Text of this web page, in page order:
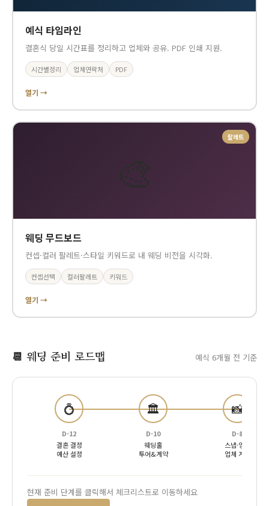
예식 타임라인
결혼식 당일 시간표를 정리하고 업체와 공유. PDF 인쇄 지원.
시간별정리 업체연락처 PDF
열기 →
팔레트
웨딩 무드보드
컨셉·컬러 팔레트·스타일 키워드로 내 웨딩 비전을 시각화.
컨셉선택 컬러팔레트 키워드
열기 →
📆 웨딩 준비 로드맵 예식 6개월 전 기준
💍
D-12
결혼 결정
예산 설정
🏛️
D-10
웨딩홀
투어&계약
📸
D-8
스냅·영상
업체 계약
현재 준비 단계를 클릭해서 체크리스트로 이동하세요